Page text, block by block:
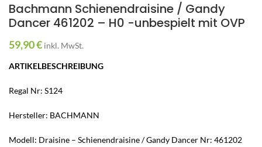
Bachmann Schienendraisine / Gandy
Dancer 461202 – H0 -unbespielt mit OVP
59,90€ inkl. MwSt.
ARTIKELBESCHREIBUNG
Regal Nr: S124
Hersteller: BACHMANN
Modell: Draisine – Schienendraisine / Gandy Dancer Nr: 461202